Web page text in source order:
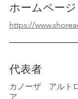
​ホームページ
https://
​代表者
カノーザ アル
ア